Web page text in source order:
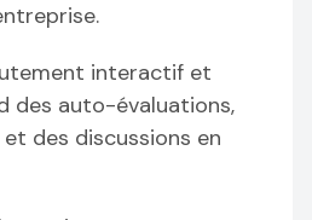
interactif et
des auto-évaluations,
des discussions en